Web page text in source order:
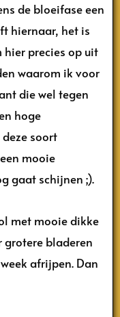
de bloeifase een
hiernaar, het is
precies op uit
waarom ik voor
die wel tegen
hoge
soort
mooie
gaat schijnen ;).
met mooie dikke
grotere bladeren
afrijpen. Dan